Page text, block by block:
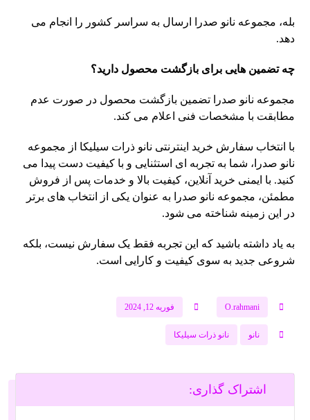
بله، مجموعه نانو صدرا ارسال به سراسر کشور را انجام می
دهد.
چه تضمین هایی برای بازگشت محصول دارید؟
مجموعه نانو صدرا تضمین بازگشت محصول در صورت عدم
مطابقت با مشخصات فنی اعلام می کند.
با انتخاب سفارش خرید اینترنتی نانو ذرات سیلیکا از مجموعه
نانو صدرا، شما به تجربه ای استثنایی و با کیفیت دست پیدا می
کنید. با ایمنی خرید آنلاین، کیفیت بالا و خدمات پس از فروش
مطمئن، مجموعه نانو صدرا به عنوان یکی از انتخاب های برتر
در این زمینه شناخته می شود.
به یاد داشته باشید که این تجربه فقط یک سفارش نیست، بلکه
شروعی جدید به سوی کیفیت و کارایی است.
O.rahmani فوریه 12, 2024
نانو نانو ذرات سیلیکا